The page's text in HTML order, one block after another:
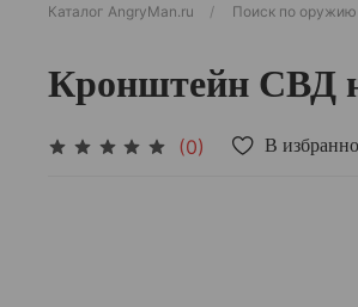
Каталог AngryMan.ru Поиск по оружию
Кронштейн СВД
(0) В